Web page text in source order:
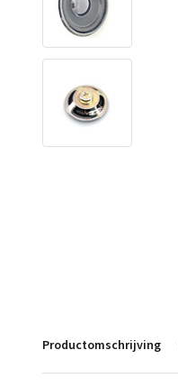
Productomschrijving